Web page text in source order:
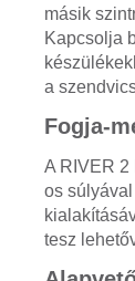
másik
Kapcsolja
a
Fogja-
A RIVER 2
os
tesz